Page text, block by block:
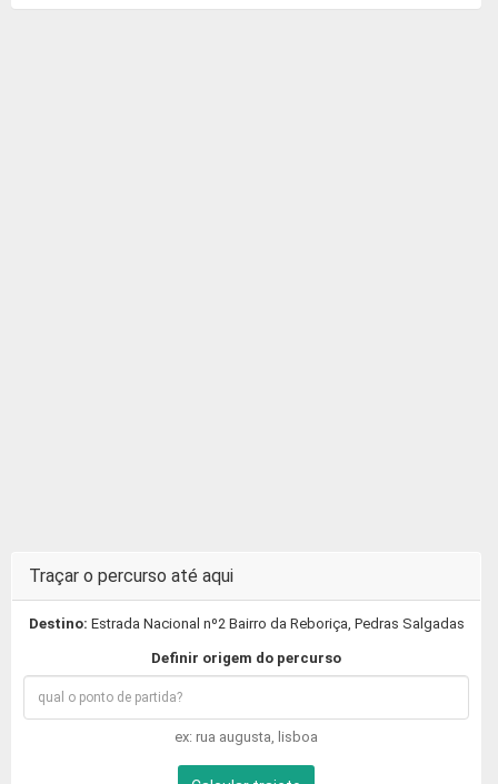
Traçar o percurso até aqui
Destino: Estrada Nacional nº2 Bairro da Reboriça, Pedras Salgadas
Definir origem do percurso
ex: rua augusta, lisboa